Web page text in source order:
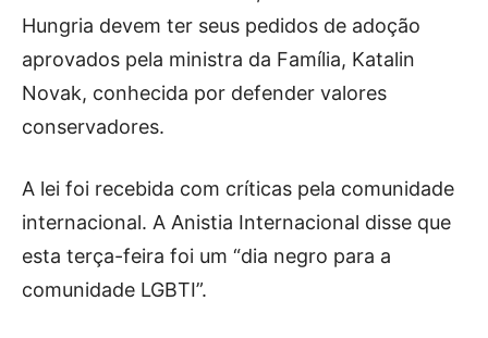
Hungria devem ter seus pedidos de adoção
aprovados pela ministra da Família, Katalin
Novak, conhecida por defender valores
conservadores.
A lei foi recebida com críticas pela comunidade
internacional. A Anistia Internacional disse que
esta terça-feira foi um “dia negro para a
comunidade LGBTI”.